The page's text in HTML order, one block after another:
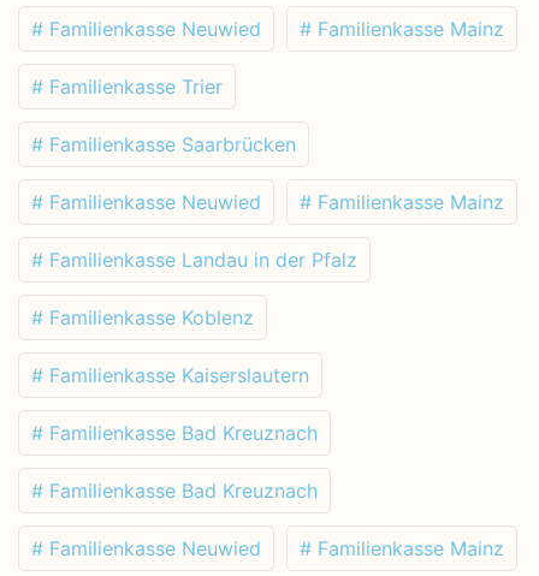
# Familienkasse Neuwied # Familienkasse Mainz
# Familienkasse Trier
# Familienkasse Saarbrücken
# Familienkasse Neuwied # Familienkasse Mainz
# Familienkasse Landau in der Pfalz
# Familienkasse Koblenz
# Familienkasse Kaiserslautern
# Familienkasse Bad Kreuznach
# Familienkasse Bad Kreuznach
# Familienkasse Neuwied # Familienkasse Mainz